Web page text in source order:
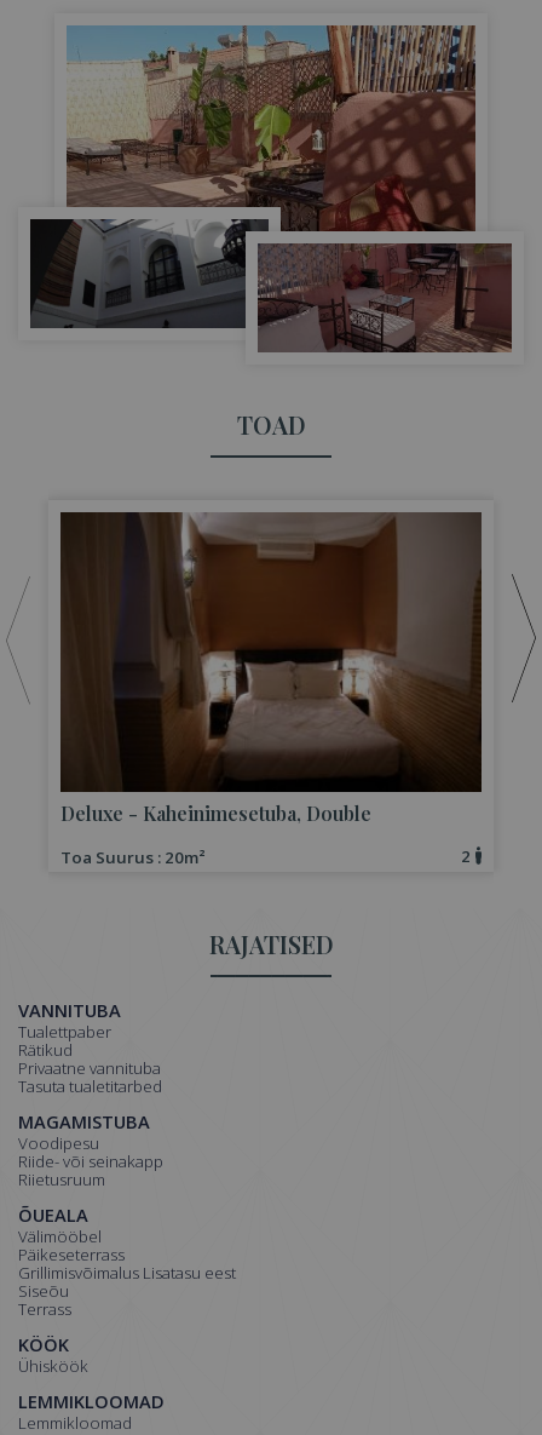
TOAD
Deluxe - Kaheinimesetuba, Double
Toa Suurus : 20m² 2
RAJATISED
VANNITUBA
Tualettpaber
Rätikud
Privaatne vannituba
Tasuta tualetitarbed
MAGAMISTUBA
Voodipesu
Riide- või seinakapp
Riietusruum
ÕUEALA
Välimööbel
Päikeseterrass
Grillimisvõimalus Lisatasu eest
Siseõu
Terrass
KÖÖK
Ühisköök
LEMMIKLOOMAD
Lemmikloomad